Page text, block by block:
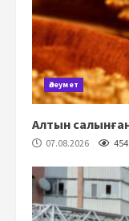
Әлеумет
Алтын
07.08.2026